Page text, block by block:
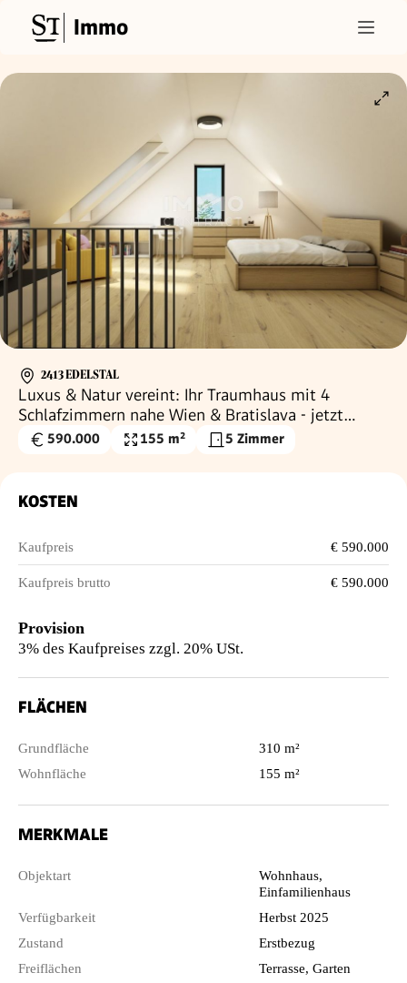
Immo
2413 EDELSTAL
Luxus & Natur vereint: Ihr Traumhaus mit 4
Schlafzimmern nahe Wien & Bratislava - jetzt
sichern!
Kaufpreis
590.000
Wohnfläche
155 m² 5 Zimmer
KOSTEN
Kaufpreis € 590.000
Kaufpreis brutto € 590.000
Provision
3% des Kaufpreises zzgl. 20% USt.
FLÄCHEN
Grundfläche
310 m²
Wohnfläche
155 m²
MERKMALE
Objektart
Wohnhaus,
Einfamilienhaus
Verfügbarkeit
Herbst 2025
Zustand
Erstbezug
Freiflächen
Terrasse, Garten